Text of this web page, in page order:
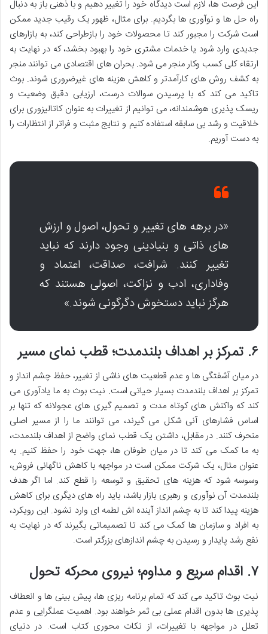
این فرصت ها، لازم است دیدگاه خود را تغییر دهیم و با ذهنی باز به دنبال
راه حل ها و نوآوری ها بگردیم. برای مثال، ظهور یک رقیب جدید ممکن
است شرکت را مجبور کند تا محصولات خود را بازطراحی کند، به بازارهای
جدیدی وارد شود یا خدمات مشتری خود را بهبود بخشد، که در نهایت به
ارتقاء کلی کسب وکار منجر می شود. بحران های اقتصادی می توانند منجر
به کشف روش های کارآمدتر و کاهش هزینه های غیرضروری شوند. بوث
تاکید می کند که با پرسیدن سوالات درست، ارزیابی دقیق وضعیت و
ریسک پذیری هوشمندانه، می توانیم از تغییرات به عنوان کاتالیزوری برای
خلاقیت و رشد بی سابقه استفاده کنیم و نتایج مثبت و فراتر از انتظارات را
به دست آوریم.
«در برهه های تغییر و تحول، اصول و ارزش
های ذاتی و بنیادینی وجود دارند که نباید
تغییر کنند. شرافت، صداقت، اعتماد و
وفاداری، ادب و نزاکت، اصولی هستند که
هرگز نباید دستخوش دگرگونی شوند.»
۶. تمرکز بر اهداف بلندمدت؛ قطب نمای مسیر
در میان آشفتگی ها و عدم قطعیت های ناشی از تغییر، حفظ چشم انداز و
تمرکز بر اهداف بلندمدت بسیار حیاتی است. نیت بوث به ما یادآوری می
کند که واکنش های کوتاه مدت و تصمیم گیری های عجولانه که تنها بر
اساس فشارهای آنی شکل می گیرند، می توانند ما را از مسیر اصلی
منحرف کنند. در مقابل، داشتن یک قطب نمای واضح از اهداف بلندمدت،
به ما کمک می کند تا در میان طوفان ها، جهت خود را حفظ کنیم. به
عنوان مثال، یک شرکت ممکن است در مواجهه با کاهش ناگهانی فروش،
وسوسه شود که هزینه های تحقیق و توسعه را قطع کند. اما اگر هدف
بلندمدت آن نوآوری و رهبری بازار باشد، باید راه های دیگری برای کاهش
هزینه پیدا کند تا به چشم انداز آینده اش لطمه ای وارد نشود. این رویکرد،
به افراد و سازمان ها کمک می کند تا تصمیماتی بگیرند که در نهایت به
نفع رشد پایدار و رسیدن به چشم اندازهای بزرگتر است.
۷. اقدام سریع و مداوم؛ نیروی محرکه تحول
نیت بوث تاکید می کند که تمام برنامه ریزی ها، پیش بینی ها و انعطاف
پذیری ها بدون اقدام عملی بی ثمر خواهند بود. اهمیت عملگرایی و عدم
تعلل در مواجهه با تغییرات، از نکات محوری کتاب است. در دنیای